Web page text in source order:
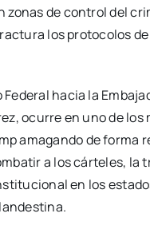
zonas de control del
los protocolos
hacia la
ocurre en uno de
amagando de
a los cárteles, la
en los